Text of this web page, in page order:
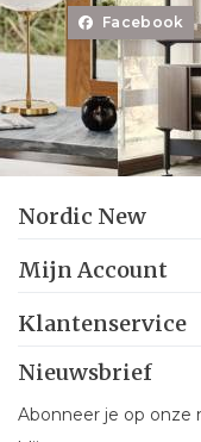
Facebook
Nordic New
Mijn Account
Klantenservice
Nieuwsbrief
Abonneer je op